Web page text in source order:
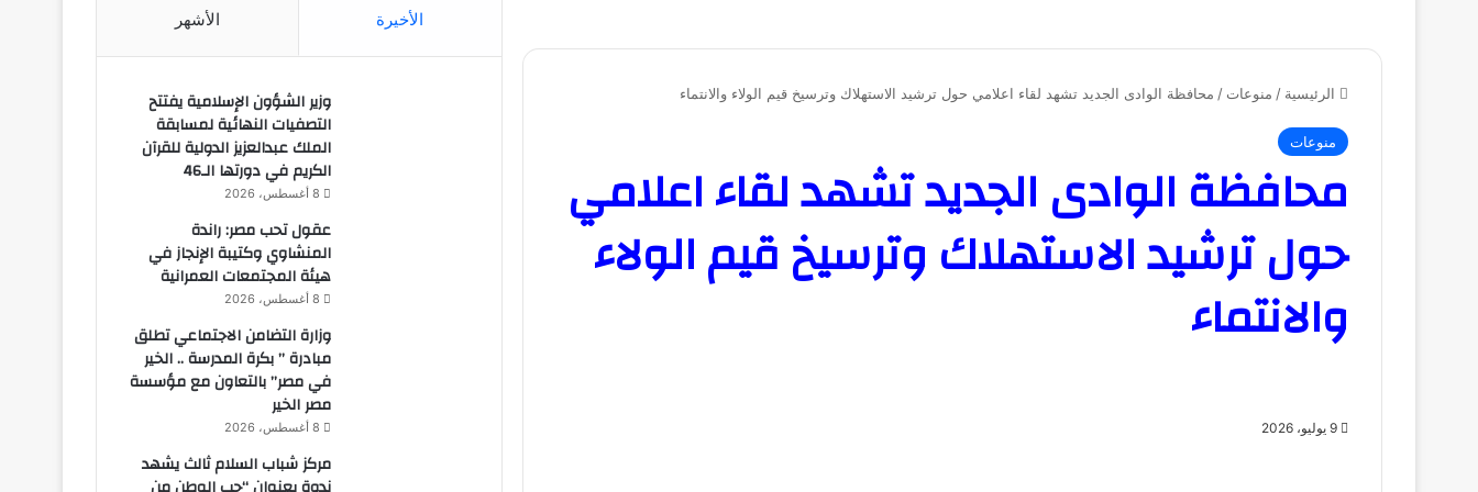
الرئيسية / منوعات / محافظة الوادى الجديد تشهد لقاء اعلامي حول ترشيد الاستهلاك وترسيخ قيم الولاء والانتماء
منوعات
محافظة الوادى الجديد تشهد لقاء اعلامي
حول ترشيد الاستهلاك وترسيخ قيم الولاء
والانتماء
9 يوليو، 2026
الأخيرة الأشهر
وزير الشؤون الإسلامية يفتتح
التصفيات النهائية لمسابقة
الملك عبدالعزيز الدولية للقرآن
الكريم في دورتها الـ46
8 أغسطس، 2026
عقول تحب مصر: راندة
المنشاوي وكتيبة الإنجاز في
هيئة المجتمعات العمرانية
8 أغسطس، 2026
وزارة التضامن الاجتماعي تطلق
مبادرة ” بكرة المدرسة .. الخير
في مصر” بالتعاون مع مؤسسة
مصر الخير
8 أغسطس، 2026
مركز شباب السلام ثالث يشهد